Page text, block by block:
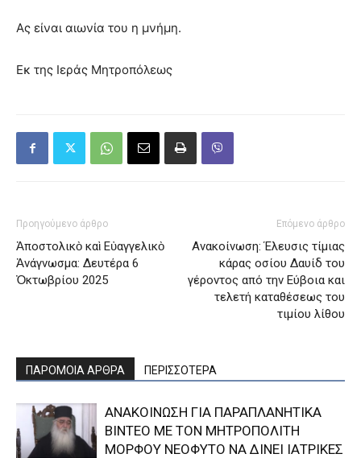
Ας είναι αιωνία του η μνήμη.
Εκ της Ιεράς Μητροπόλεως
Προηγούμενο άρθρο
Ἀποστολικὸ καὶ Εὐαγγελικὸ
Ἀνάγνωσμα: Δευτέρα 6
Ὀκτωβρίου 2025
Επόμενο άρθρο
Ανακοίνωση: Έλευσις τίμιας
κάρας οσίου Δαυίδ του
γέροντος από την Εύβοια και
τελετή καταθέσεως του
τιμίου λίθου
ΠΑΡΟΜΟΙΑ ΑΡΘΡΑ ΠΕΡΙΣΣΟΤΕΡΑ
ΑΝΑΚΟΙΝΩΣΗ ΓΙΑ ΠΑΡΑΠΛΑΝΗΤΙΚΑ
ΒΙΝΤΕΟ ΜΕ ΤΟΝ ΜΗΤΡΟΠΟΛΙΤΗ
ΜΟΡΦΟΥ ΝΕΟΦΥΤΟ ΝΑ ΔΙΝΕΙ ΙΑΤΡΙΚΕΣ